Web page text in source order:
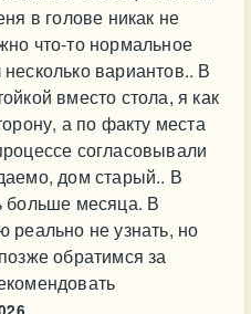
в голове никак не
что-то нормальное
вариантов.. В
вместо стола, я как
а по факту места
согласовывали
дом старый.. В
больше месяца. В
реально не узнать, но
обратимся за